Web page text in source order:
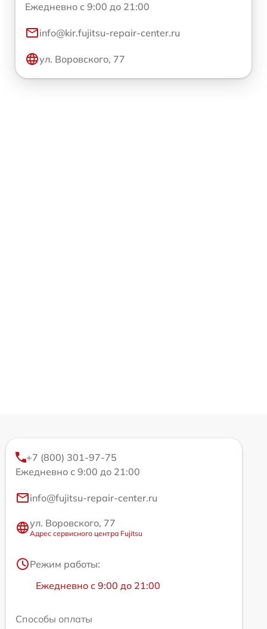
Ежедневно с 9:00 до 21:00
info@kir.fujitsu-repair-center.ru
ул. Воровского, 77
+7 (800) 301-97-75
Ежедневно с 9:00 до 21:00
info@fujitsu-repair-center.ru
ул. Воровского, 77
Адрес сервисного центра Fujitsu
Режим работы:
Ежедневно с 9:00 до 21:00
Способы оплаты